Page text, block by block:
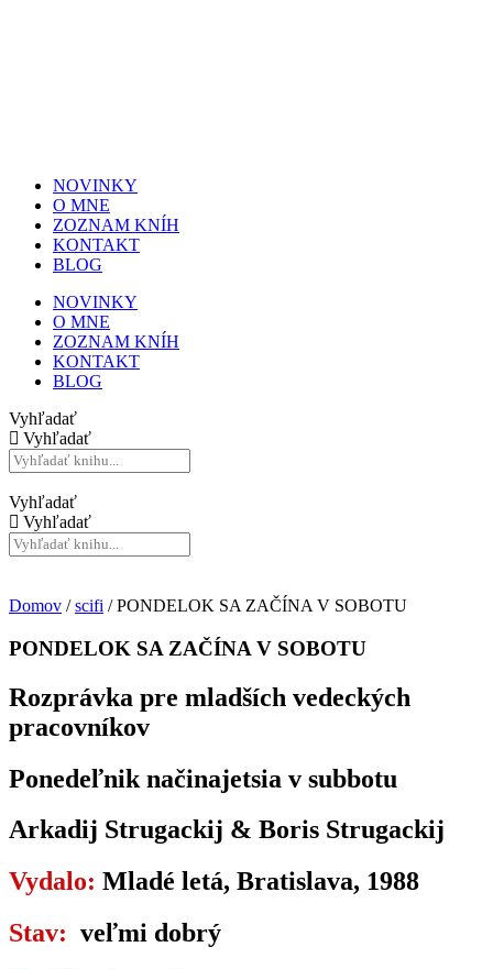
NOVINKY
O MNE
ZOZNAM KNÍH
KONTAKT
BLOG
NOVINKY
O MNE
ZOZNAM KNÍH
KONTAKT
BLOG
Vyhľadať
Vyhľadať
Vyhľadať
Vyhľadať
Domov /scifi / PONDELOK SA ZAČÍNA V SOBOTU
PONDELOK SA ZAČÍNA V SOBOTU
Rozprávka pre mladších vedeckých
pracovníkov
Ponedeľnik načinajetsia v subbotu
Arkadij Strugackij & Boris Strugackij
Vydalo: Mladé letá, Bratislava, 1988
Stav: veľmi dobrý